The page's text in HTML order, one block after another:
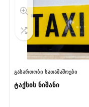
ᲒᲐᲡᲐᲠᲗᲝᲑᲘ ᲡᲐᲗᲐᲛᲐᲨᲝᲔᲑᲘ
ტაქსის ნიშანი